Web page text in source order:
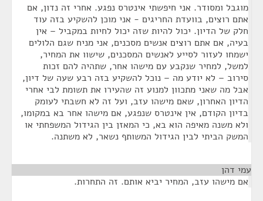
מוגבל ומסודר. אני חיפשתי אינטרס נפגע. אחרי זה נדון, אם
אתם רוצים, בוועדת החריגים - אני מוכן להשקיע בזה עוד
חלק של הדיון. יכול להיות שזה יכול לחיות במקביל – אין
בעיה, אם אתם רוצים אנשים מסכנים, אני מניח שגם הלולים
ישמחו לעזור לסייע לאנשים המסכנים, שישוו את המחיר,
למשל, למחיר שנקבע עם מישהו אחר, שתהיה להם זכות
סירוב – לא יודע מה – נוכל להשקיע בזה רבע שעה של דיון,
אבל מה שאני מתכוון למנוע זה שהעירו את תשומת לבי אחרי
הדיון האחרון, שאם מישהו עזב, ועל זה לא חשבתי לעומק
בדיון הקודם, אין אינטרס שנפגע, אם מישהו אחר בא במקומו,
ולא משנה מאיפה הוא בא, כי המאזן בין הגידול המשפחתי או
המשק הביתי לבין הגידול המשותף נשאר, לא משתנה.
עמי דהן
אם מישהו עזב, המחיר יביא אותם. זה התחרות.